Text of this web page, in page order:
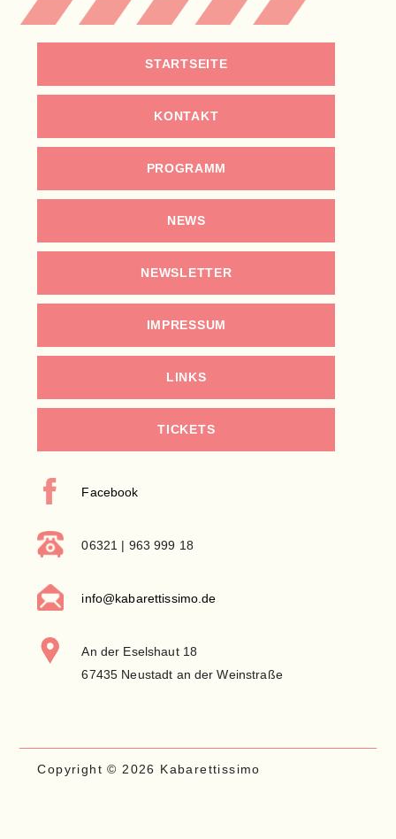
STARTSEITE
KONTAKT
PROGRAMM
NEWS
NEWSLETTER
IMPRESSUM
LINKS
TICKETS
Facebook
06321 | 963 999 18
info@kabarettissimo.de
An der Eselshaut 18
67435 Neustadt an der Weinstraße
Copyright © 2026 Kabarettissimo